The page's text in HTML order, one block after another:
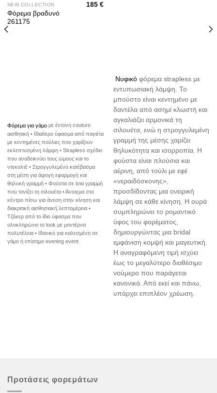
NEW COLLECTION
Φόρεμα βραδυνό
261175
185€
Φόρεμα για γάμομε έντονη couture
αισθητική • Ιδιαίτερο ύφασμα από παγιέτα
με κεντημένες πούλιες που χαρίζουν
εκλεπτυσμένη λάμψη • Strapless σχέδιο
που αναδεικνύει τους ώμους και το
ντεκολτέ • Στρογγυλεμένο κατέβασμα
στη μέση για άψογη εφαρμογή και
θηλυκή γραμμή • Φούστα σε ίσια γραμμή
που τονίζει τη σιλουέτα • Άνοιγμα στο
κέντρο πίσω για άνεση στην κίνηση και
διακριτική αισθησιακή λεπτομέρεια •
Τζόκερ από το ίδιο ύφασμα που
ολοκληρώνει το look με μοντέρνα
πολυτέλεια • Ιδανικό για καλεσμένη σε
γάμο ή επίσημο evening event
Νυφικόφόρεμα strapless με
εντυπωσιακή λάμψη. Το
μπούστο είναι κεντημένο με
δαντέλα από ασημί κλωστή και
αγκαλιάζει αρμονικά τη
σιλουέτα, ενώ η στρογγυλεμένη
γραμμή της μέσης χαρίζει
θηλυκότητα και ισορροπία. Η
φούστα είναι πλούσια και
αέρινη, από τούλι με εφέ
«νεραιδόσκονης»,
προσδίδοντας μια ονειρική
λάμψη σε κάθε κίνηση. Η ουρά
συμπληρώνει το ρομαντικό
ύφος του φορέματος,
δημιουργώντας μια bridal
εμφάνιση κομψή και μαγευτική.
Η αναγραφόμενη τιμή ισχύει
έως το μεγαλύτερο διαθέσιμο
νούμερο που παράγεται
κανονικά. Από εκεί και πάνω,
υπάρχει επιπλέον χρέωση.
Προτάσεις φορεμάτων